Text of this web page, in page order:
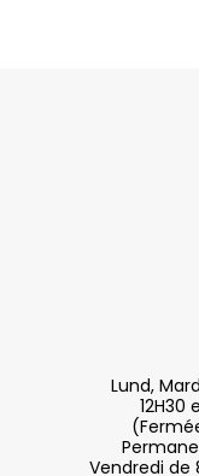
Lund,
12H30
Vendredi de